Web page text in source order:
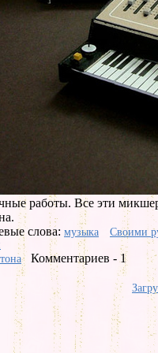
работы. Все эти
слова: музыка
Своими
Комментариев - 1